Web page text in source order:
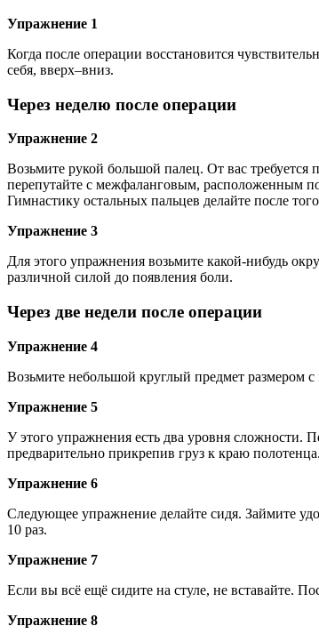
Упражнение 1
Когда после операции восстановится
себя, вверх–вниз.
Через неделю после операции
Упражнение 2
Возьмите рукой большой палец. От вас требуется
перепутайте с межфаланговым, расположенным
Гимнастику остальных пальцев делайте после
Упражнение 3
Для этого упражнения возьмите какой-нибудь
различной силой до появления боли.
Через две недели после операции
Упражнение 4
Возьмите небольшой круглый предмет размером
Упражнение 5
У этого упражнения есть два уровня сложности.
предварительно прикрепив груз к краю полотенца.
Упражнение 6
Следующее упражнение делайте сидя. Займите
10 раз.
Упражнение 7
Если вы всё ещё сидите на стуле, не вставайте.
Упражнение 8